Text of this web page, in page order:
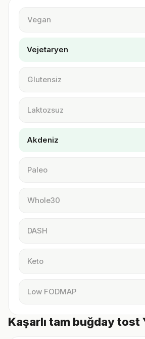
Vegan
Vejetaryen
Glutensiz
Laktozsuz
Akdeniz
Paleo
Whole30
DASH
Keto
Low FODMAP
Kaşarlı tam buğday tost